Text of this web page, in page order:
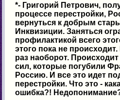
*- Григорий Петрович,
процессе перестройки,
вернуться к добрым
Инквизиции. Заняться
профилактикой всего
этого пока не
раз наоборот.
сил, которые погубили
Россию. И все это идет
перестройки. Что это -
ошибка?!